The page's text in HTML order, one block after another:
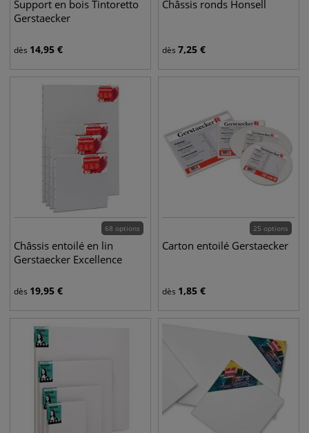
Support en bois Tintoretto
Gerstaecker
dès 14,95 €
Châssis ronds Honsell
dès 7,25 €
68 options
Châssis entoilé en lin
Gerstaecker Excellence
dès 19,95 €
25 options
Carton entoilé Gerstaecker
dès 1,85 €